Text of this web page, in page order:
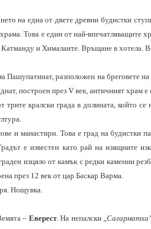
на една от двете древни будистки
Това е един от най-впечатляващите
Катманду и Хималаите.Връщане в хотела.
Пашупатинат, разположен на бреговете
построен презVвек, античният храм е
трите кралски града в долината, който
и манастири. Това е град на
е известен като рай на изящните
изцяло от камък с редки каменни
през 12 век от цар Баскар Варма.
Нощувка.
– Еверест. На непалски „